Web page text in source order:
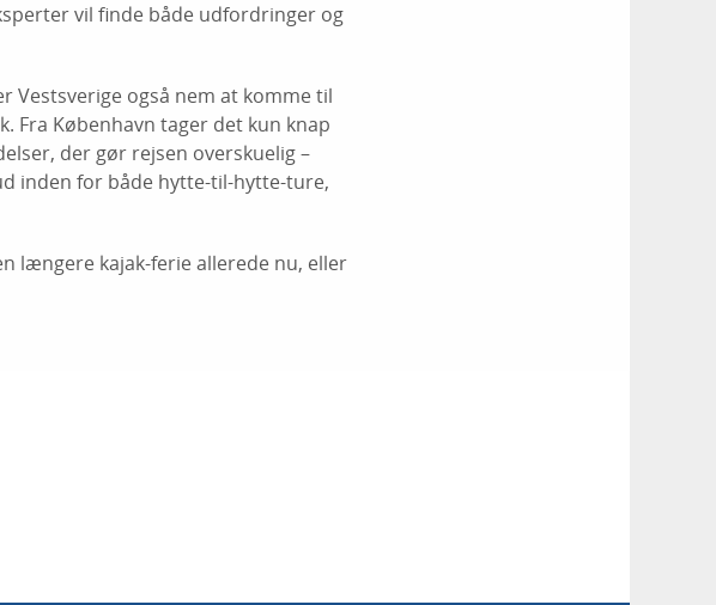
vil finde både udfordringer og
Vestsverige også nem at komme til
Fra København tager det kun knap
der gør rejsen overskuelig –
inden for både hytte-til-hytte-ture,
længere kajak-ferie allerede nu, eller